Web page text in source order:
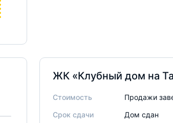
ЖК «Клубный дом на
Стоимость
Продажи
Срок сдачи
Дом сдан